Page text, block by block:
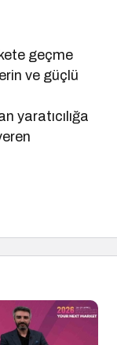
geçme
ve güçlü
yaratıcılığa